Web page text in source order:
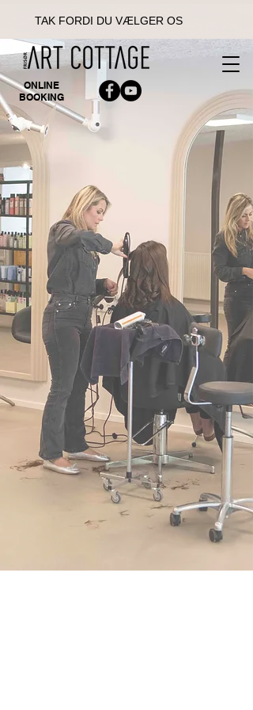
ONLINE
BOOKING
TAK FORDI DU VÆLGER OS